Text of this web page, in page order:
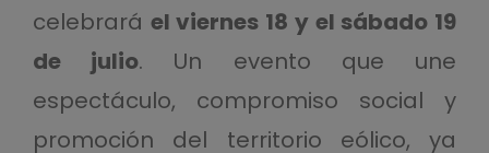
celebrará el viernes 18 y el sábado 19
de julio. Un evento que une
espectáculo, compromiso social y
promoción del territorio eólico, ya